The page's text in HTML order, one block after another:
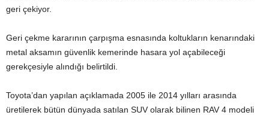
geri çekiyor.
Geri çekme kararının çarpışma esnasında koltukların kenarındaki
metal aksamın güvenlik kemerinde hasara yol açabileceği
gerekçesiyle alındığı belirtildi.
Toyota’dan yapılan açıklamada 2005 ile 2014 yılları arasında
üretilerek bütün dünyada satılan SUV olarak bilinen RAV 4 modeli